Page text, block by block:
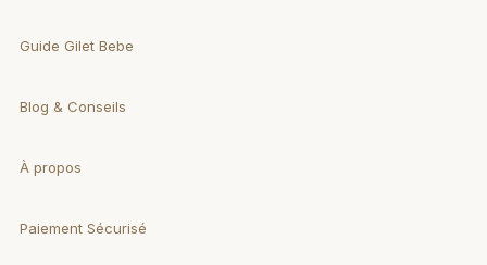
Guide Gilet Bebe
Blog & Conseils
À propos
Paiement Sécurisé